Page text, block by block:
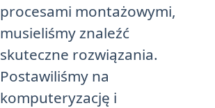
procesami montażowymi,
musieliśmy znaleźć
skuteczne rozwiązania.
Postawiliśmy na
komputeryzację i